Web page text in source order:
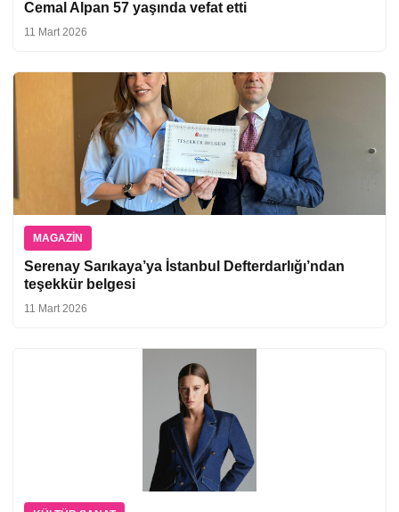
Cemal Alpan 57 yaşında vefat etti
11 Mart 2026
MAGAZIN
Serenay Sarıkaya’ya İstanbul Defterdarlığı’ndan
teşekkür belgesi
11 Mart 2026